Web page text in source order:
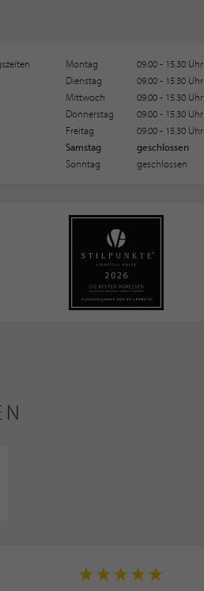
Montag
09.00 - 15.30 Uhr
Dienstag
09.00 - 15.30 Uhr
Mittwoch
09.00 - 15.30 Uhr
Donnerstag
09.00 - 15.30 Uhr
Freitag
09.00 - 15.30 Uhr
Samstag
geschlossen
Sonntag
geschlossen